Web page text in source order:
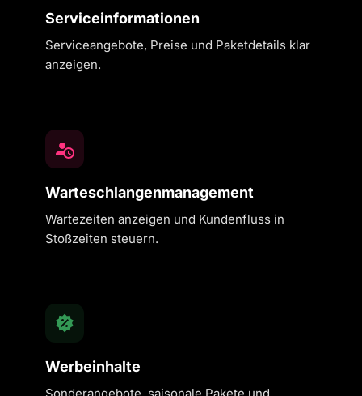
Serviceinformationen
Serviceangebote, Preise und Paketdetails klar
anzeigen.
Warteschlangenmanagement
Wartezeiten anzeigen und Kundenfluss in
Stoßzeiten steuern.
Werbeinhalte